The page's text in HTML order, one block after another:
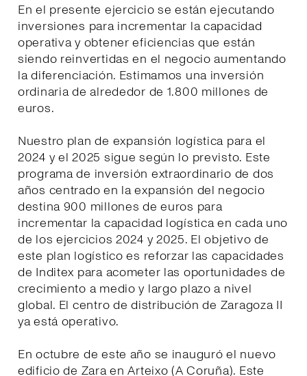
En el presente ejercicio se están ejecutando
inversiones para incrementar la capacidad
operativa y obtener eficiencias que están
siendo reinvertidas en el negocio aumentando
la diferenciación. Estimamos una inversión
ordinaria de alrededor de 1.800 millones de
euros.
Nuestro plan de expansión logística para el
2024 y el 2025 sigue según lo previsto. Este
programa de inversión extraordinario de dos
años centrado en la expansión del negocio
destina 900 millones de euros para
incrementar la capacidad logística en cada uno
de los ejercicios 2024 y 2025. El objetivo de
este plan logístico es reforzar las capacidades
de Inditex para acometer las oportunidades de
crecimiento a medio y largo plazo a nivel
global. El centro de distribución de Zaragoza II
ya está operativo.
En octubre de este año se inauguró el nuevo
edificio de Zara en Arteixo (A Coruña). Este